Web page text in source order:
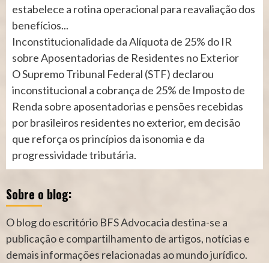
estabelece a rotina operacional para reavaliação dos
benefícios...
Inconstitucionalidade da Alíquota de 25% do IR
sobre Aposentadorias de Residentes no Exterior
O Supremo Tribunal Federal (STF) declarou
inconstitucional a cobrança de 25% de Imposto de
Renda sobre aposentadorias e pensões recebidas
por brasileiros residentes no exterior, em decisão
que reforça os princípios da isonomia e da
progressividade tributária.
Sobre o blog:
O blog do escritório BFS Advocacia destina-se a
publicação e compartilhamento de artigos, notícias e
demais informações relacionadas ao mundo jurídico.